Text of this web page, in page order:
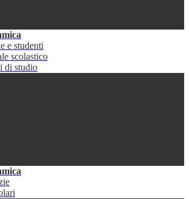
e studenti
scolastico
di studio